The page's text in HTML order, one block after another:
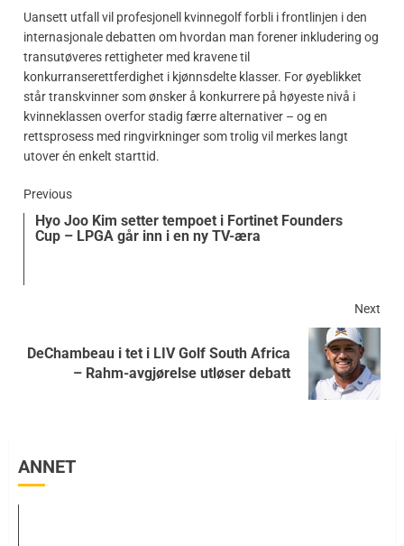
Uansett utfall vil profesjonell kvinnegolf forbli i frontlinjen i den
internasjonale debatten om hvordan man forener inkludering og
transutøveres rettigheter med kravene til
konkurranserettferdighet i kjønnsdelte klasser. For øyeblikket
står transkvinner som ønsker å konkurrere på høyeste nivå i
kvinneklassen overfor stadig færre alternativer – og en
rettsprosess med ringvirkninger som trolig vil merkes langt
utover én enkelt starttid.
Previous
Hyo Joo Kim setter tempoet i Fortinet Founders
Cup – LPGA går inn i en ny TV-æra
Next
DeChambeau i tet i LIV Golf South Africa
– Rahm-avgjørelse utløser debatt
ANNET